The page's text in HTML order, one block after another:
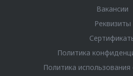
Вакансии
Реквизиты
Политика
Политика